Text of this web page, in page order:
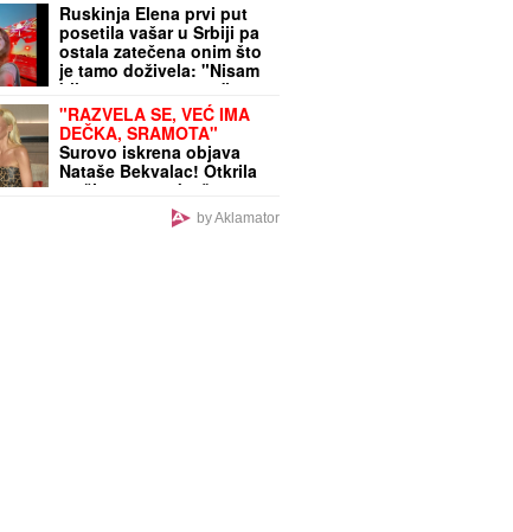
Ruskinja Elena prvi put
posetila vašar u Srbiji pa
ostala zatečena onim što
je tamo doživela: "Nisam
bila spremna za ovo"
(VIDEO)
"RAZVELA SE, VEĆ IMA
DEČKA, SRAMOTA"
Surovo iskrena objava
Nataše Bekvalac! Otkrila
sa čime se svaka žena
danas suočava, svimaby Aklamator